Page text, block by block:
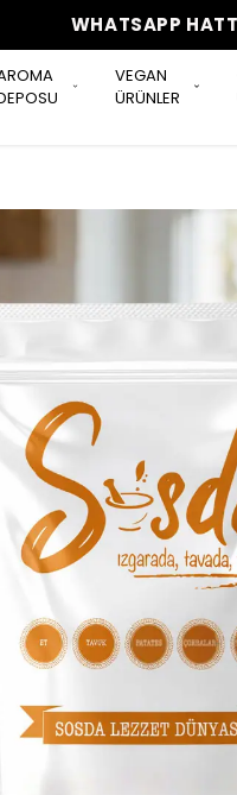
WHATSAPP
VEGAN
ÜRÜNLER